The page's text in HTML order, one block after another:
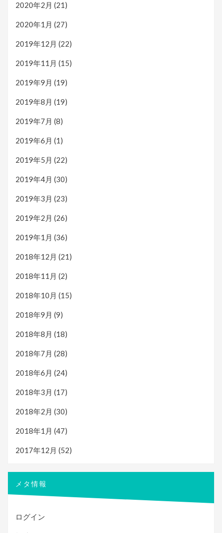
2020年2月 (21)
2020年1月 (27)
2019年12月 (22)
2019年11月 (15)
2019年9月 (19)
2019年8月 (19)
2019年7月 (8)
2019年6月 (1)
2019年5月 (22)
2019年4月 (30)
2019年3月 (23)
2019年2月 (26)
2019年1月 (36)
2018年12月 (21)
2018年11月 (2)
2018年10月 (15)
2018年9月 (9)
2018年8月 (18)
2018年7月 (28)
2018年6月 (24)
2018年3月 (17)
2018年2月 (30)
2018年1月 (47)
2017年12月 (52)
メタ情報
ログイン